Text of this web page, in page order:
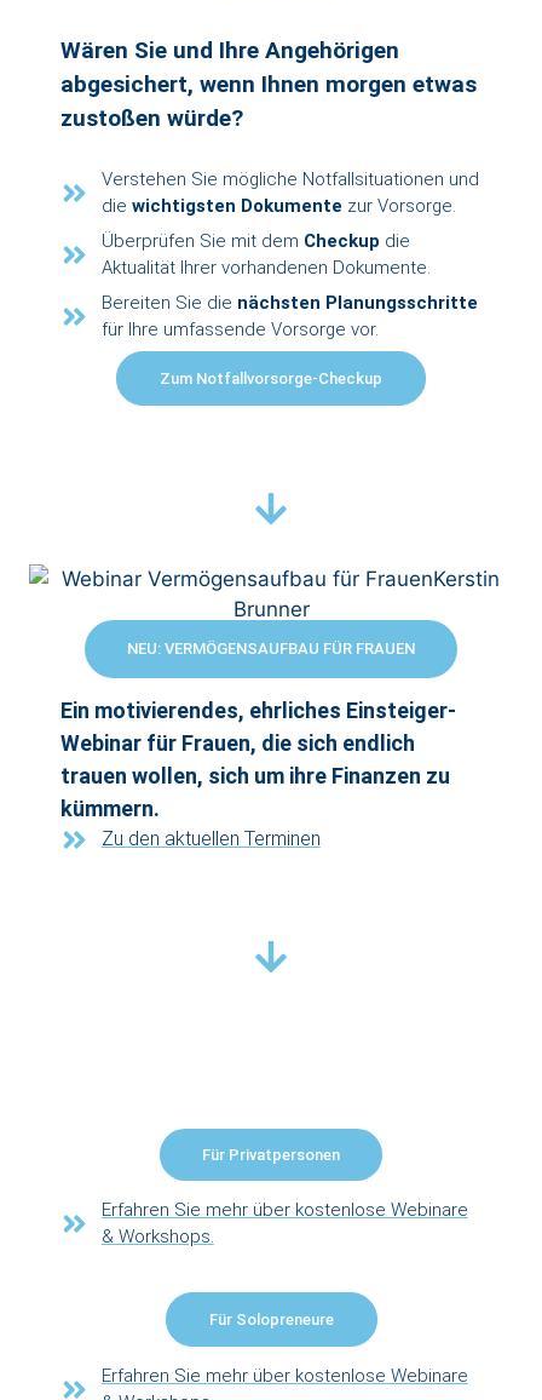
Wären Sie und Ihre Angehörigen
abgesichert, wenn Ihnen morgen etwas
zustoßen würde?
Verstehen Sie mögliche Notfallsituationen und
die wichtigsten Dokumente zur Vorsorge.
Überprüfen Sie mit dem Checkup die
Aktualität Ihrer vorhandenen Dokumente.
Bereiten Sie die nächsten Planungsschritte
für Ihre umfassende Vorsorge vor.
Zum Notfallvorsorge-Checkup
NEU: VERMÖGENSAUFBAU FÜR FRAUEN
Ein motivierendes, ehrliches Einsteiger-
Webinar für Frauen, die sich endlich
trauen wollen, sich um ihre Finanzen zu
kümmern.
Zu den aktuellen Terminen
Für Privatpersonen
Erfahren Sie mehr über kostenlose Webinare
& Workshops.
Für Solopreneure
Erfahren Sie mehr über kostenlose Webinare